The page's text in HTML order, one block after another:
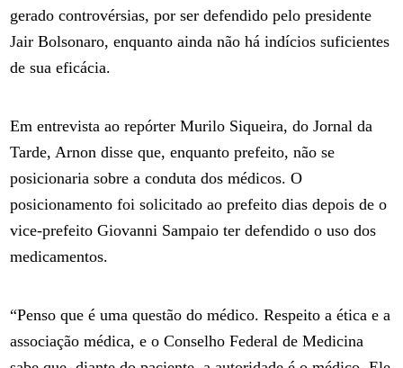
gerado controvérsias, por ser defendido pelo presidente
Jair Bolsonaro, enquanto ainda não há indícios suficientes
de sua eficácia.
Em entrevista ao repórter Murilo Siqueira, do Jornal da
Tarde, Arnon disse que, enquanto prefeito, não se
posicionaria sobre a conduta dos médicos. O
posicionamento foi solicitado ao prefeito dias depois de o
vice-prefeito Giovanni Sampaio ter defendido o uso dos
medicamentos.
“Penso que é uma questão do médico. Respeito a ética e a
associação médica, e o Conselho Federal de Medicina